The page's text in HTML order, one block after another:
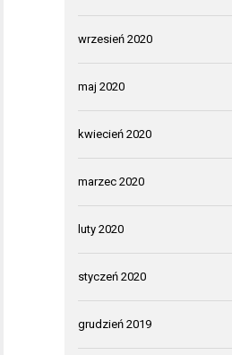
wrzesień 2020
maj 2020
kwiecień 2020
marzec 2020
luty 2020
styczeń 2020
grudzień 2019